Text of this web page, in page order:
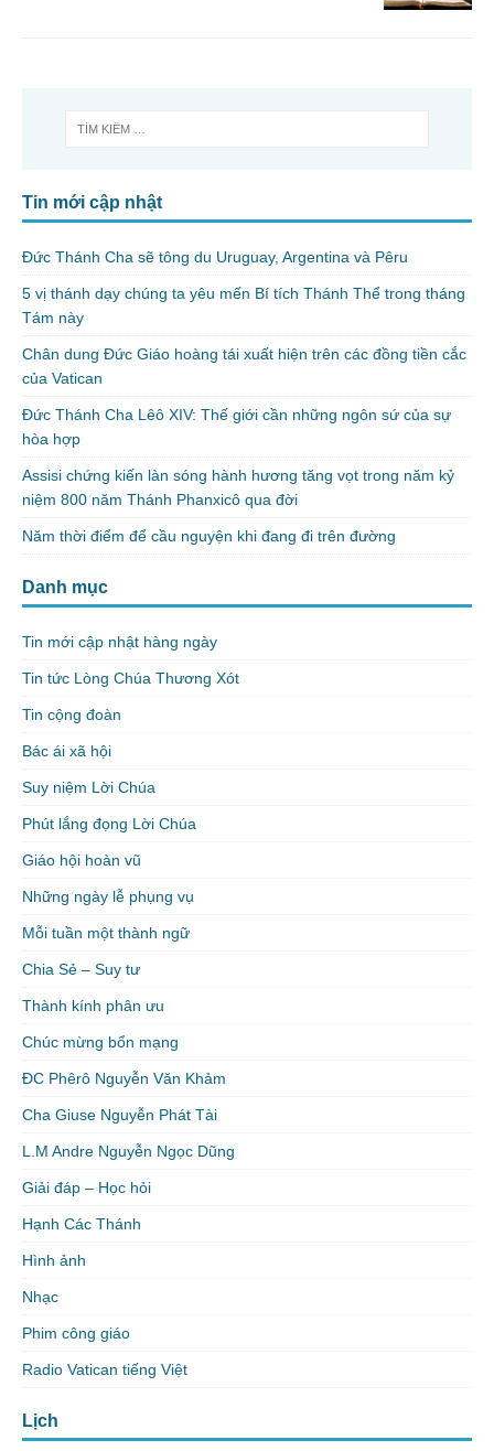
Tin mới cập nhật
Đức Thánh Cha sẽ tông du Uruguay, Argentina và Pêru
5 vị thánh dạy chúng ta yêu mến Bí tích Thánh Thể trong tháng
Tám này
Chân dung Đức Giáo hoàng tái xuất hiện trên các đồng tiền cắc
của Vatican
Đức Thánh Cha Lêô XIV: Thế giới cần những ngôn sứ của sự
hòa hợp
Assisi chứng kiến làn sóng hành hương tăng vọt trong năm kỷ
niệm 800 năm Thánh Phanxicô qua đời
Năm thời điểm để cầu nguyện khi đang đi trên đường
Danh mục
Tin mới cập nhật hàng ngày
Tin tức Lòng Chúa Thương Xót
Tin cộng đoàn
Bác ái xã hội
Suy niệm Lời Chúa
Phút lắng đọng Lời Chúa
Giáo hội hoàn vũ
Những ngày lễ phụng vụ
Mỗi tuần một thành ngữ
Chia Sẻ – Suy tư
Thành kính phân ưu
Chúc mừng bổn mạng
ĐC Phêrô Nguyễn Văn Khảm
Cha Giuse Nguyễn Phát Tài
L.M Andre Nguyễn Ngọc Dũng
Giải đáp – Học hỏi
Hạnh Các Thánh
Hình ảnh
Nhạc
Phim công giáo
Radio Vatican tiếng Việt
Lịch